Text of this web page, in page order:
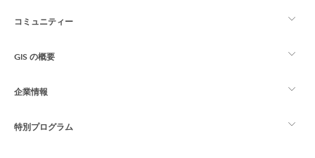
ArcGIS の概要
マッピング
コミュニティー
Esri Community
ArcGIS ブログ
GIS の概要
GIS とは
ロケーション インテリジェンス
企業情報
Esri について
特別プログラム